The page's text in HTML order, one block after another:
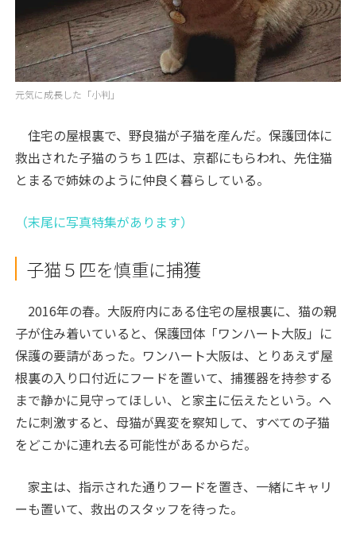
元気に成長した「小判」
住宅の屋根裏で、野良猫が子猫を産んだ。保護団体に
救出された子猫のうち１匹は、京都にもらわれ、先住猫
とまるで姉妹のように仲良く暮らしている。
（末尾に写真特集があります）
子猫５匹を慎重に捕獲
2016年の春。大阪府内にある住宅の屋根裏に、猫の親
子が住み着いていると、保護団体「ワンハート大阪」に
保護の要請があった。ワンハート大阪は、とりあえず屋
根裏の入り口付近にフードを置いて、捕獲器を持参する
まで静かに見守ってほしい、と家主に伝えたという。へ
たに刺激すると、母猫が異変を察知して、すべての子猫
をどこかに連れ去る可能性があるからだ。
家主は、指示された通りフードを置き、一緒にキャリ
ーも置いて、救出のスタッフを待った。